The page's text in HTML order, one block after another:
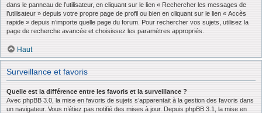
dans le panneau de l’utilisateur, en cliquant sur le lien « Rechercher les messages de
l’utilisateur » depuis votre propre page de profil ou bien en cliquant sur le lien « Accès
rapide » depuis n’importe quelle page du forum. Pour rechercher vos sujets, utilisez la
page de recherche avancée et choisissez les paramètres appropriés.
Haut
Surveillance et favoris
Quelle est la différence entre les favoris et la surveillance ?
Avec phpBB 3.0, la mise en favoris de sujets s’apparentait à la gestion des favoris dans
un navigateur. Vous n’étiez pas notifié des mises à jour. Depuis phpBB 3.1, la mise en